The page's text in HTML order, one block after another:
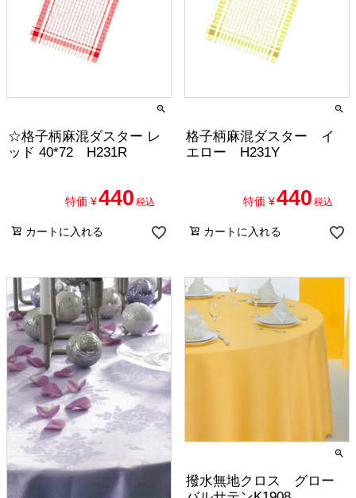
☆格子柄麻混ダスター レ
ッド 40*72 H231R
特価 ¥440 税込
カートに入れる
格子柄麻混ダスター イ
エロー H231Y
特価 ¥440 税込
カートに入れる
撥水無地クロス グロー